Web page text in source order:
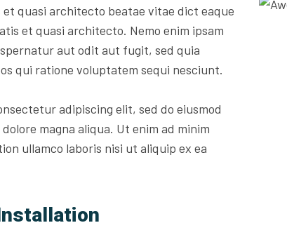
quasi architecto beatae vitae dict eaque
et quasi architecto. Nemo enim ipsam
aut odit aut fugit, sed quia
qui ratione voluptatem sequi nesciunt.
adipiscing elit, sed do eiusmod
magna aliqua. Ut enim ad minim
ullamco laboris nisi ut aliquip ex ea